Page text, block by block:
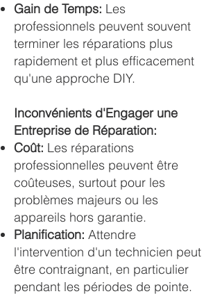
Gain de Temps: Les
professionnels peuvent souvent
terminer les réparations plus
rapidement et plus efficacement
qu'une approche DIY.
Inconvénients d'Engager une
Entreprise de Réparation:
Coût: Les réparations
professionnelles peuvent être
coûteuses, surtout pour les
problèmes majeurs ou les
appareils hors garantie.
Planification: Attendre
l'intervention d'un technicien peut
être contraignant, en particulier
pendant les périodes de pointe.